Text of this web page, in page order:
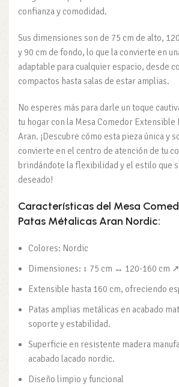
confianza y comodidad.
Sus dimensiones son de 75 cm de alto,
y 90 cm de fondo, lo que la convierte en
adaptable para cualquier espacio, desde
compactos hasta salas de estar amplias.
No esperes más para darle un toque
tu hogar con la Mesa Comedor Extensible
Aran. ¡Descubre cómo esta pieza única y
convierte en el centro de atención de tu
brindándote la flexibilidad y el estilo que
deseado!
Características del Mesa
Patas Métalicas Aran Nordic:
Colores: Nordic
Dimensiones: ↕ 75 cm ↔ 120-160 cm
Extensible hasta 160 cm, ofreciendo
Patas amplias metálicas en acabado
soporte y estabilidad.
Superficie en resistente madera
acabado lacado nordic.
Diseño limpio y funcional